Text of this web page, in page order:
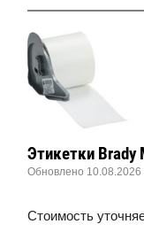
Этикетки Brady
Обновлено 10.08.2026
Стоимость